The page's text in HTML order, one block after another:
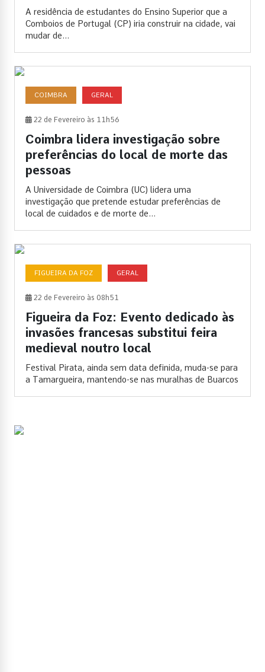
A residência de estudantes do Ensino Superior que a
Comboios de Portugal (CP) iria construir na cidade, vai
mudar de...
COIMBRA GERAL
22 de Fevereiro às 11h56
Coimbra lidera investigação sobre
preferências do local de morte das
pessoas
A Universidade de Coimbra (UC) lidera uma
investigação que pretende estudar preferências de
local de cuidados e de morte de...
FIGUEIRA DA FOZ GERAL
22 de Fevereiro às 08h51
Figueira da Foz: Evento dedicado às
invasões francesas substitui feira
medieval noutro local
Festival Pirata, ainda sem data definida, muda-se para
a Tamargueira, mantendo-se nas muralhas de Buarcos